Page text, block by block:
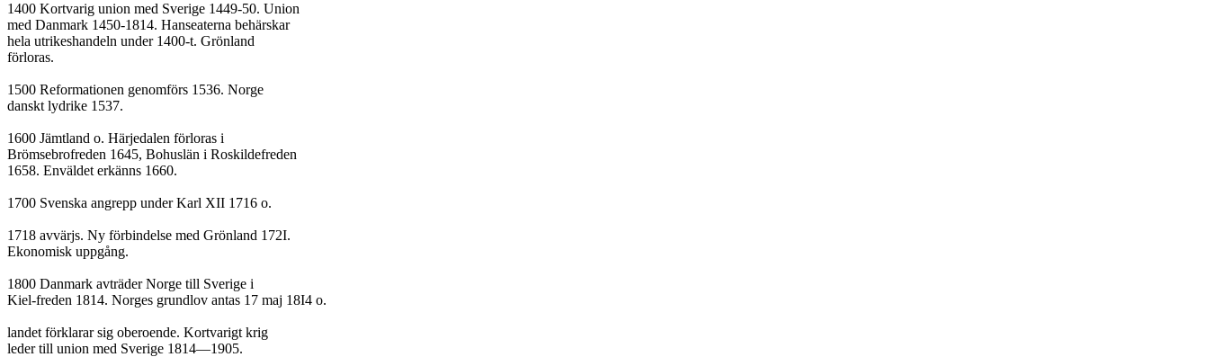
1400 Kortvarig union med Sverige 1449-50. Union
med Danmark 1450-1814. Hanseaterna behärskar
hela utrikeshandeln under 1400-t. Grönland
förloras.
1500 Reformationen genomförs 1536. Norge
danskt lydrike 1537.
1600 Jämtland o. Härjedalen förloras i
Brömsebrofreden 1645, Bohuslän i Roskildefreden
1658. Enväldet erkänns 1660.
1700 Svenska angrepp under Karl XII 1716 o.
1718 avvärjs. Ny förbindelse med Grönland 172I.
Ekonomisk uppgång.
1800 Danmark avträder Norge till Sverige i
Kiel-freden 1814. Norges grundlov antas 17 maj 18I4 o.
landet förklarar sig oberoende. Kortvarigt krig
leder till union med Sverige 1814—1905.